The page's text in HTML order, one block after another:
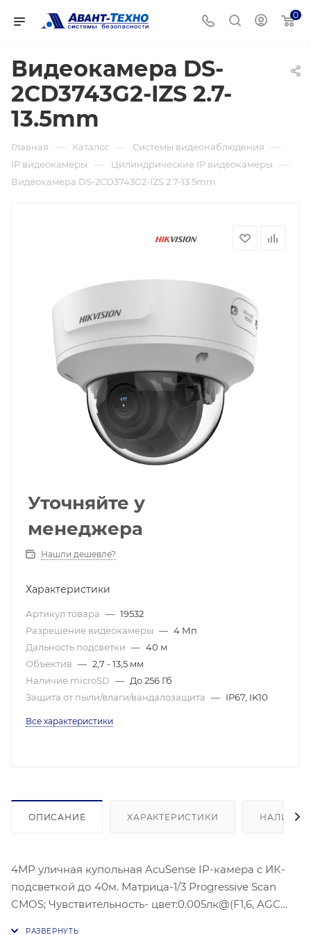
0
Видеокамера DS-
2CD3743G2-IZS 2.7-
13.5mm
Главная — Каталог — Системы видеонаблюдения —
IP видеокамеры — Цилиндрические IP видеокамеры —
Видеокамера DS-2CD3743G2-IZS 2.7-13.5mm
Уточняйте у
менеджера
Нашли дешевле?
Характеристики
Артикул товара — 19532
Разрешение видеокамеры — 4 Мп
Дальность подсветки — 40 м
Объектив — 2,7 - 13,5 мм
Наличие microSD — До 256 Гб
Защита от пыли/влаги/вандалозащита — IP67, IK10
Все характеристики
ОПИСАНИЕ ХАРАКТЕРИСТИКИ НАЛИЧИЕ
4МР уличная купольная AcuSense IP-камера с ИК-
подсветкой до 40м. Матрица-1/3 Progressive Scan
CMOS; Чувствительность- цвет:0.005лк@(F1,6, AGC